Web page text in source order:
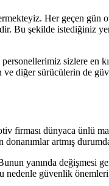
Her geçen gün
Bu şekilde istediğiniz
sizlere en
diğer sürücülerin de
firması dünyaca ünlü
artmış
yanında
nedenle güvenlik